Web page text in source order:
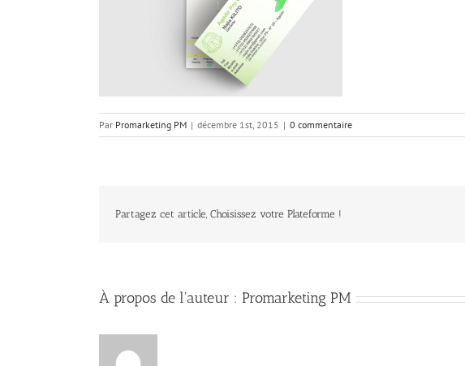
Par Promarketing PM | décembre 1st, 2015 | 0 commentaire
Partagez cet article, Choisissez votre Plateforme !
À propos de l'auteur : Promarketing PM